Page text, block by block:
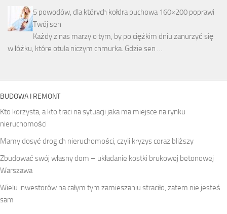
5 powodów, dla których kołdra puchowa 160×200 poprawi
Twój sen
Każdy z nas marzy o tym, by po ciężkim dniu zanurzyć się
w łóżku, które otula niczym chmurka. Gdzie sen …
BUDOWA I REMONT
Kto korzysta, a kto traci na sytuacji jaka ma miejsce na rynku
nieruchomości
Mamy dosyć drogich nieruchomości, czyli kryzys coraz bliższy
Zbudować swój własny dom – układanie kostki brukowej betonowej
Warszawa
Wielu inwestorów na całym tym zamieszaniu straciło, zatem nie jesteś
sam